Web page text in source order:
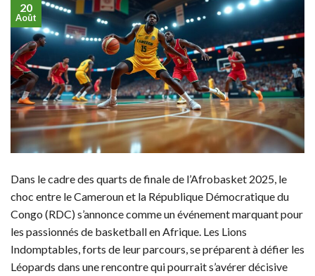
20
Août
Dans le cadre des quarts de finale de l’Afrobasket 2025, le
choc entre le Cameroun et la République Démocratique du
Congo (RDC) s’annonce comme un événement marquant pour
les passionnés de basketball en Afrique. Les Lions
Indomptables, forts de leur parcours, se préparent à défier les
Léopards dans une rencontre qui pourrait s’avérer décisive